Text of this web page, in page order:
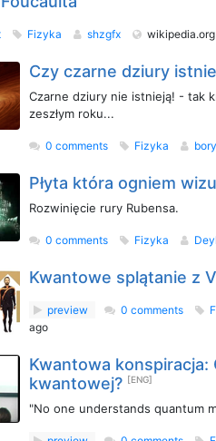
Fizyka shzgfx wikipedia.org
Czy czarne dziury
Czarne dziury nie istnieją! - tak
zeszłym roku...
0 comments Fizyka
Płyta która ogniem
Rozwinięcie rury Rubensa.
0 comments Fizyka
Kwantowe splątanie z
preview 0 comments
ago
Kwantowa
kwantowej? [ENG]
"No one understands quantum